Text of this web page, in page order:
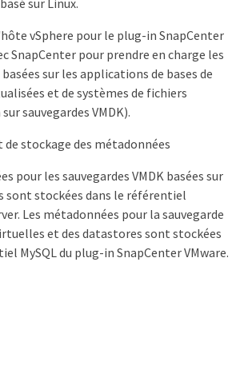
sur Linux.
vSphere pour le plug-in SnapCenter
SnapCenter pour prendre en charge les
sur les applications de bases de
et de systèmes de fichiers
sauvegardes VMDK).
stockage des métadonnées
pour les sauvegardes VMDK basées sur
sont stockées dans le référentiel
Les métadonnées pour la sauvegarde
et des datastores sont stockées
MySQL du plug-in SnapCenter VMware.